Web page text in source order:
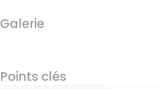
Galerie
Points clés